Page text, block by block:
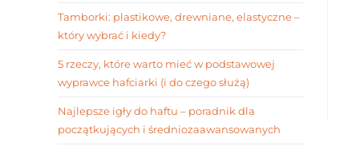
Tamborki: plastikowe, drewniane, elastyczne –
który wybrać i kiedy?
5 rzeczy, które warto mieć w podstawowej
wyprawce hafciarki (i do czego służą)
Najlepsze igły do haftu – poradnik dla
początkujących i średniozaawansowanych